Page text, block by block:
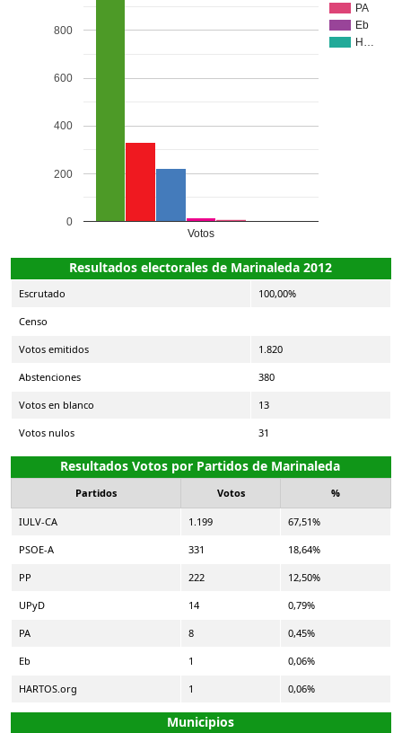
PA
Eb
H…
Votos
0
200
400
600
800
Resultados electorales de Marinaleda 2012
Escrutado 100,00%
Censo
Votos emitidos 1.820
Abstenciones 380
Votos en blanco 13
Votos nulos 31
Resultados Votos por Partidos de Marinaleda
Partidos Votos %
IULV-CA 1.199 67,51%
PSOE-A 331 18,64%
PP 222 12,50%
UPyD 14 0,79%
PA 8 0,45%
Eb 1 0,06%
HARTOS.org 1 0,06%
Municipios